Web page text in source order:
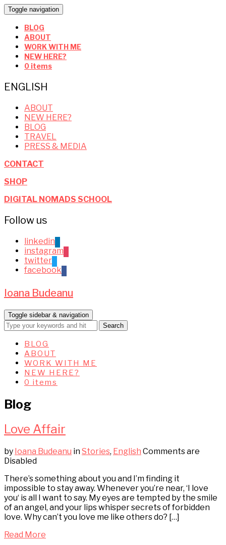
Toggle navigation
BLOG
ABOUT
WORK WITH ME
NEW HERE?
0 items
ENGLISH
ABOUT
NEW HERE?
BLOG
TRAVEL
PRESS & MEDIA
CONTACT
SHOP
DIGITAL NOMADS SCHOOL
Follow us
linkedin
instagram
twitter
facebook
Ioana Budeanu
Toggle sidebar & navigation
BLOG
ABOUT
WORK WITH ME
NEW HERE?
0 items
Blog
Love Affair
by Ioana Budeanu inStories, English Comments are
Disabled
There’s something about you and I’m finding it
impossible to stay away. Whenever you’re near, ‘I love
you‘ is all I want to say. My eyes are tempted by the smile
of an angel, and your lips whisper secrets of forbidden
love. Why can’t you love me like others do? […]
Read More